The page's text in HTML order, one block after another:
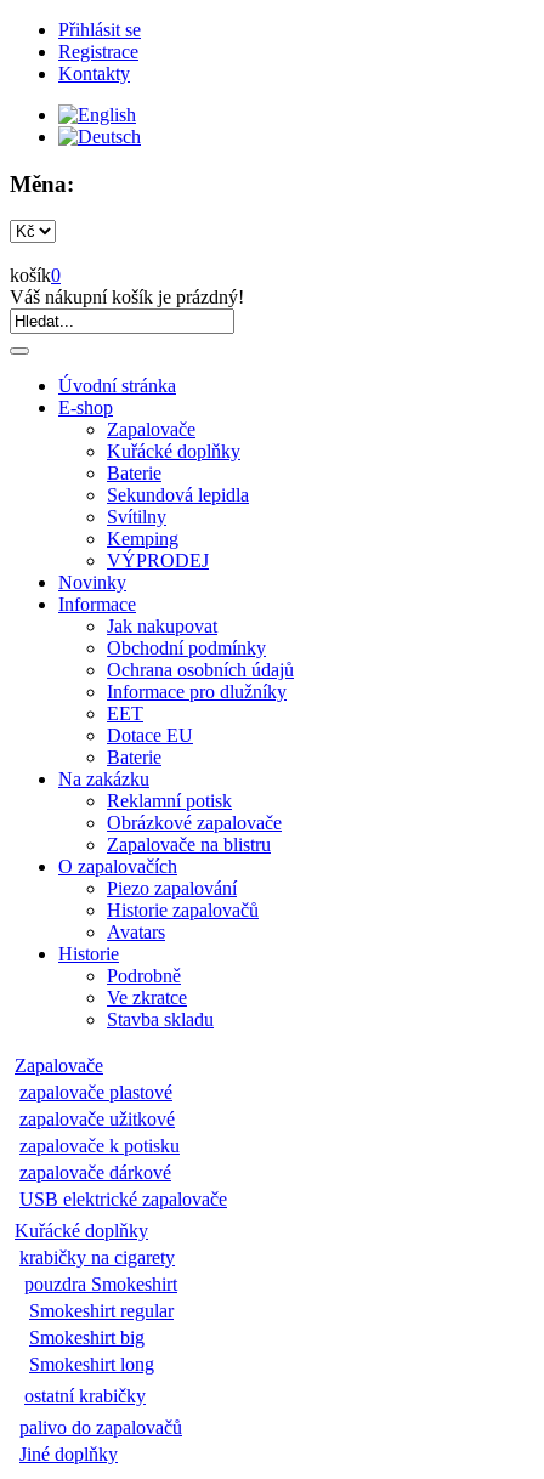
Přihlásit se
Registrace
Kontakty
Měna:
košík0
Váš nákupní košík je prázdný!
Úvodní stránka
E-shop
Zapalovače
Kuřácké doplňky
Baterie
Sekundová lepidla
Svítilny
Kemping
VÝPRODEJ
Novinky
Informace
Jak nakupovat
Obchodní podmínky
Ochrana osobních údajů
Informace pro dlužníky
EET
Dotace EU
Baterie
Na zakázku
Reklamní potisk
Obrázkové zapalovače
Zapalovače na blistru
O zapalovačích
Piezo zapalování
Historie zapalovačů
Avatars
Historie
Podrobně
Ve zkratce
Stavba skladu
Zapalovače
zapalovače plastové
zapalovače užitkové
zapalovače k potisku
zapalovače dárkové
USB elektrické zapalovače
Kuřácké doplňky
krabičky na cigarety
pouzdra Smokeshirt
Smokeshirt regular
Smokeshirt big
Smokeshirt long
ostatní krabičky
palivo do zapalovačů
Jiné doplňky